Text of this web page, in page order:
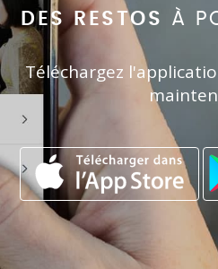
DES RESTOS À
Téléchargez